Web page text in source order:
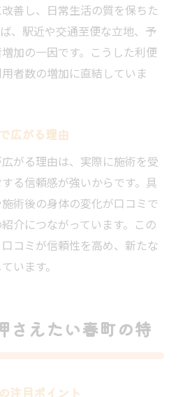
整体を選ぶ際の注意点
骨院の見極め方
る整骨院を選ぶ基準
心できる春町のポイント
評判を春町で活用する
る整骨院を探すコツ
春町住民が重視する点
びのポイントまとめ
悔しないための総まとめ
る整骨院の選び方総括
さえるべき重要ポイント
手となる春町の基準
善し、日常生活の質を保ちた
、駅近や交通至便な立地、予
加の一因です。こうした利便
者数の増加に直結していま
広がる理由
がる理由は、実際に施術を受
る信頼感が強いからです。具
術後の身体の変化が口コミで
介につながっています。この
コミが信頼性を高め、新たな
います。
さえたい春町の特
注目ポイント